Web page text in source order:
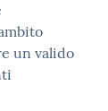
un valido